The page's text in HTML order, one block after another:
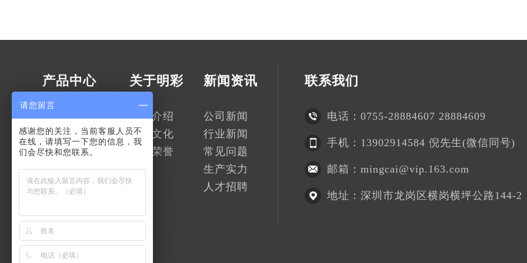
产品中心
复合袋
茶叶袋
卷膜
面膜袋
食品袋
真空袋
购物袋
大米袋
关于明彩
公司介绍
企业文化
资质荣誉
新闻资讯
公司新闻
行业新闻
常见问题
生产实力
人才招聘
联系我们
电话：0755-28884607 28884609
手机：13902914584 倪先生(微信同号)
邮箱：mingcai@vip.163.com
地址：深圳市龙岗区横岗横坪公路144-2
请您留言
感谢您的关注，当前客服人员不
在线，请填写一下您的信息，我
们会尽快和您联系。